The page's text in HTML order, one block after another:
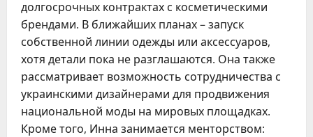
долгосрочных контрактах с косметическими
брендами. В ближайших планах – запуск
собственной линии одежды или аксессуаров,
хотя детали пока не разглашаются. Она также
рассматривает возможность сотрудничества с
украинскими дизайнерами для продвижения
национальной моды на мировых площадках.
Кроме того, Инна занимается менторством: